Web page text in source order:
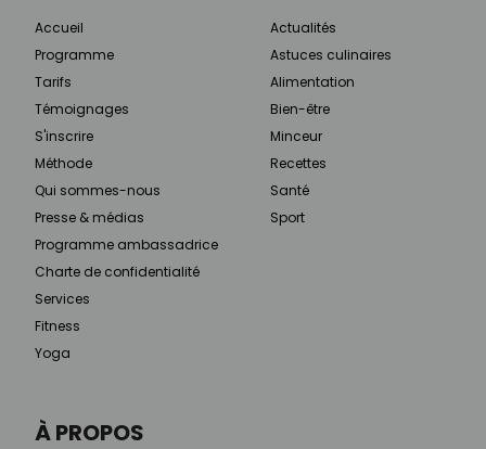
À PROPOS
Accueil
Programme
Tarifs
Témoignages
S'inscrire
Méthode
Qui sommes-nous
Presse & médias
Programme ambassadrice
Charte de confidentialité
Services
Fitness
Yoga
Actualités
Astuces culinaires
Alimentation
Bien-être
Minceur
Recettes
Santé
Sport